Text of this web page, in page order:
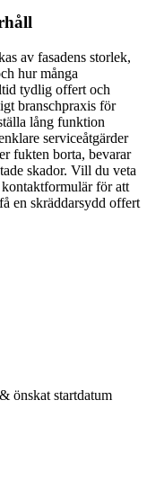
av fasadens storlek,
hur många
tydlig offert och
branschpraxis för
lång funktion
serviceåtgärder
fukten borta, bevarar
skador. Vill du veta
för att
en skräddarsydd offert
önskat startdatum